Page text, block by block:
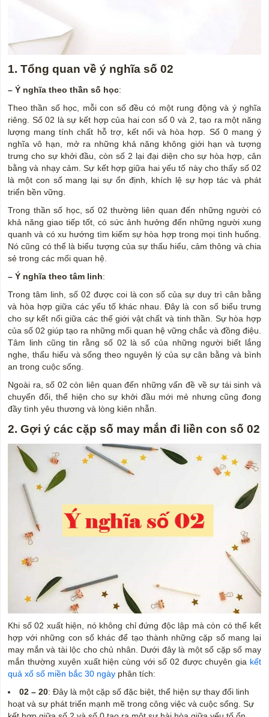
1. Tổng quan về ý nghĩa số 02
– Ý nghĩa theo thần số học:
Theo thần số học, mỗi con số đều có một rung động và ý nghĩa
riêng. Số 02 là sự kết hợp của hai con số 0 và 2, tạo ra một năng
lượng mang tính chất hỗ trợ, kết nối và hòa hợp. Số 0 mang ý
nghĩa vô hạn, mở ra những khả năng không giới hạn và tượng
trưng cho sự khởi đầu, còn số 2 lại đại diện cho sự hòa hợp, cân
bằng và nhạy cảm. Sự kết hợp giữa hai yếu tố này cho thấy số 02
là một con số mang lại sự ổn định, khích lệ sự hợp tác và phát
triển bền vững.
Trong thần số học, số 02 thường liên quan đến những người có
khả năng giao tiếp tốt, có sức ảnh hưởng đến những người xung
quanh và có xu hướng tìm kiếm sự hòa hợp trong mọi tình huống.
Nó cũng có thể là biểu tượng của sự thấu hiểu, cảm thông và chia
sẻ trong các mối quan hệ.
– Ý nghĩa theo tâm linh:
Trong tâm linh, số 02 được coi là con số của sự duy trì cân bằng
và hòa hợp giữa các yếu tố khác nhau. Đây là con số biểu trưng
cho sự kết nối giữa các thế giới vật chất và tinh thần. Sự hòa hợp
của số 02 giúp tạo ra những mối quan hệ vững chắc và đồng điệu.
Tâm linh cũng tin rằng số 02 là số của những người biết lắng
nghe, thấu hiểu và sống theo nguyên lý của sự cân bằng và bình
an trong cuộc sống.
Ngoài ra, số 02 còn liên quan đến những vấn đề về sự tái sinh và
chuyển đổi, thể hiện cho sự khởi đầu mới mẻ nhưng cũng đong
đầy tình yêu thương và lòng kiên nhẫn.
2. Gợi ý các cặp số may mắn đi liền con số 02
Khi số 02 xuất hiện, nó không chỉ đứng độc lập mà còn có thể kết
hợp với những con số khác để tạo thành những cặp số mang lại
may mắn và tài lộc cho chủ nhân. Dưới đây là một số cặp số may
mắn thường xuyên xuất hiện cùng với số 02 được chuyên gia kết
quả xổ số miền bắc 30 ngày phân tích:
02 – 20: Đây là một cặp số đặc biệt, thể hiện sự thay đổi linh
hoạt và sự phát triển mạnh mẽ trong công việc và cuộc sống. Sự